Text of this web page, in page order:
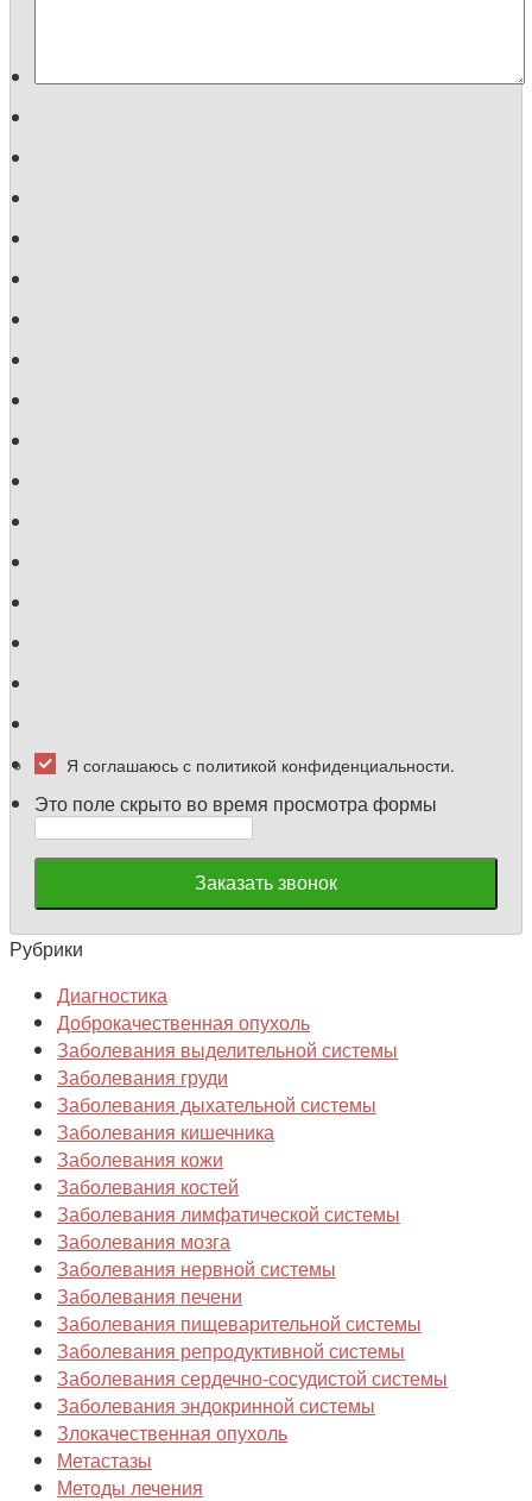
Я соглашаюсь с политикой конфиденциальности.
Это поле скрыто во время просмотра формы
Заказать звонок
Рубрики
Диагностика
Доброкачественная опухоль
Заболевания выделительной системы
Заболевания груди
Заболевания дыхательной системы
Заболевания кишечника
Заболевания кожи
Заболевания костей
Заболевания лимфатической системы
Заболевания мозга
Заболевания нервной системы
Заболевания печени
Заболевания пищеварительной системы
Заболевания репродуктивной системы
Заболевания сердечно-сосудистой системы
Заболевания эндокринной системы
Злокачественная опухоль
Метастазы
Методы лечения